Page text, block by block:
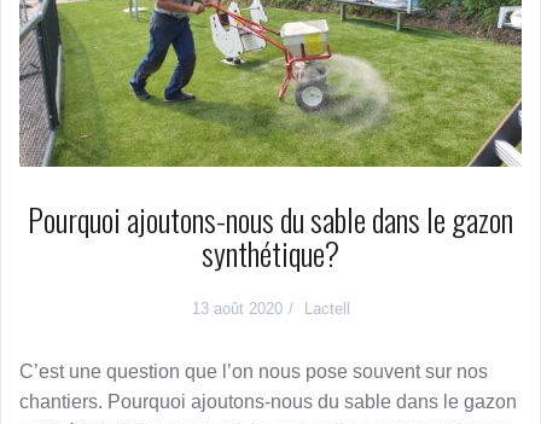
Pourquoi ajoutons-nous du sable dans le gazon
synthétique?
13 août 2020 Lactell
C’est une question que l’on nous pose souvent sur nos
chantiers. Pourquoi ajoutons-nous du sable dans le gazon